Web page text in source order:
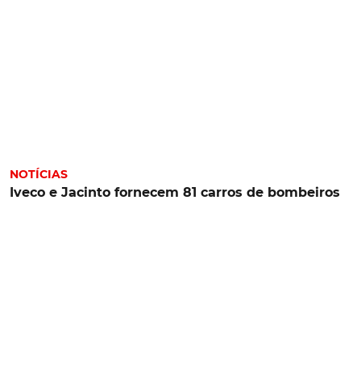
NOTÍCIAS
Iveco e Jacinto fornecem 81 carros de bombeiros